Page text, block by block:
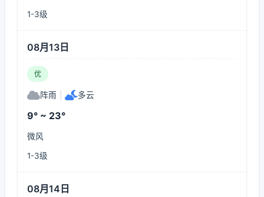
1-3级
08月13日
优
阵雨 多云
9° ~ 23°
微风
1-3级
08月14日